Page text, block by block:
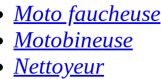
Moto faucheuse
Motobineuse
Nettoyeur